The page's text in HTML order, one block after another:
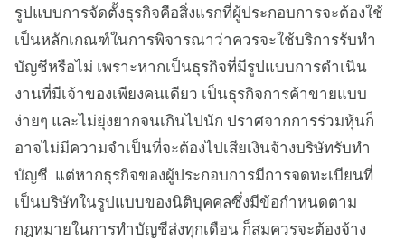
รูปแบบการจัดตั้งธุรกิจคือสิ่งแรกที่ผู้ประกอบการจะต้องใช้
เป็นหลักเกณฑ์ในการพิจารณาว่าควรจะใช้บริการรับทำ
บัญชีหรือไม่ เพราะหากเป็นธุรกิจที่มีรูปแบบการดำเนิน
งานที่มีเจ้าของเพียงคนเดียว เป็นธุรกิจการค้าขายแบบ
ง่ายๆ และไม่ยุ่งยากจนเกินไปนัก ปราศจากการร่วมหุ้นก็
อาจไม่มีความจำเป็นที่จะต้องไปเสียเงินจ้างบริษัทรับทำ
บัญชี แต่หากธุรกิจของผู้ประกอบการมีการจดทะเบียนที่
เป็นบริษัทในรูปแบบของนิติบุคคลซึ่งมีข้อกำหนดตาม
กฎหมายในการทำบัญชีส่งทุกเดือน ก็สมควรจะต้องจ้าง